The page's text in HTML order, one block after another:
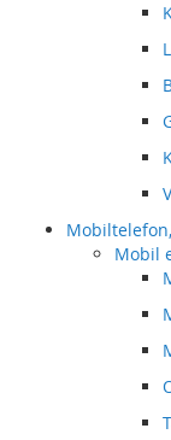
Mobil